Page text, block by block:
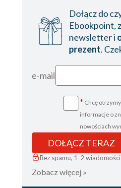
Dołącz do
Ebookpoint,
newsletter i
prezent.
e-mail
* Chcę
informacje o
nowościach
DOŁĄCZ TERAZ
Bez spamu, 1-2
Zobacz więcej »